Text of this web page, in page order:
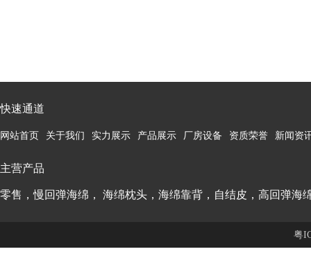
快速通道
网站首页 关于我们 实力展示 产品展示 厂房设备 资质荣誉 新闻资
主营产品
零售，慢回弹海绵， 海绵枕头，海绵靠背，自结皮，高回弹海
粤